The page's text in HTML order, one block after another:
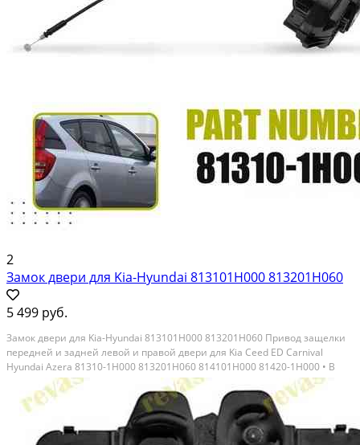
2
Замок двери для Kia-Hyundai 813101H000 813201H060
5 499 руб.
Замок двери для Kia-Hyundai 813101H000 813201H060 Привод защелки
передней и задней левой и правой двери для Kia Ceed ED Carnival
Hyundai Azera 81310-1H000 813201H060 814101H000 81420-1H000 • В
наличии на левую переднюю сторону, аналог, реплика отличного
качества · На остальные двери под заказ ·...